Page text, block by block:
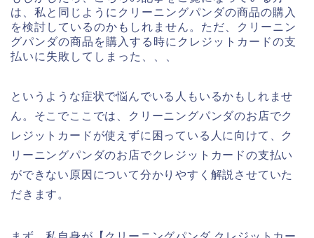
は、私と同じようにクリーニングパンダの商品の購入
を検討しているのかもしれません。ただ、クリーニン
グパンダの商品を購入する時にクレジットカードの支
払いに失敗してしまった、、、
というような症状で悩んでいる人もいるかもしれませ
ん。そこでここでは、クリーニングパンダのお店でク
レジットカードが使えずに困っている人に向けて、ク
リーニングパンダのお店でクレジットカードの支払い
ができない原因について分かりやすく解説させていた
だきます。